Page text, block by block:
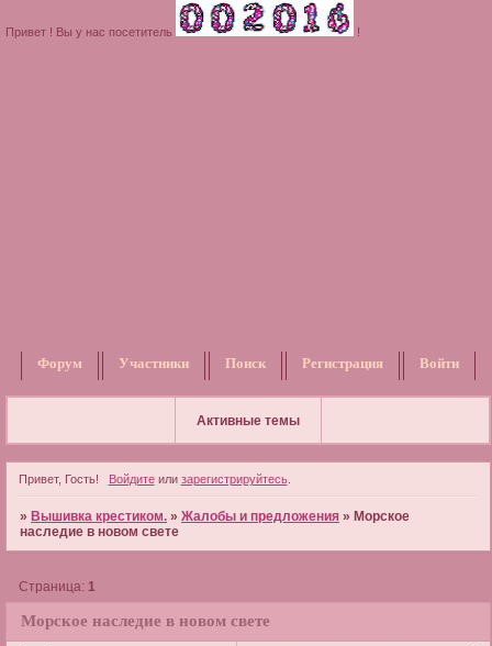
Привет ! Вы у нас посетитель !
Форум Участники Поиск Регистрация Войти
Активные темы
Привет, Гость! Войдитеили зарегистрируйтесь.
»Вышивка крестиком. »Жалобы и предложения »Морское
наследие в новом свете
Морское наследие в новом свете
Страница: 1